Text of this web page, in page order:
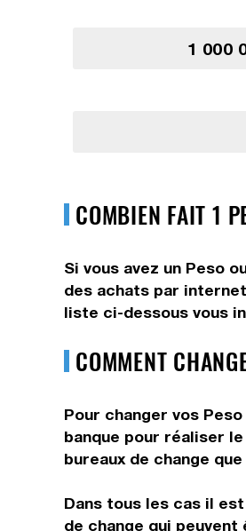
1 000
COMBIEN FAIT 1
Si vous avez un Peso
des achats par
liste ci-dessous vous
COMMENT
Pour changer vos
banque pour réaliser
bureaux de change
Dans tous les cas il
de change qui